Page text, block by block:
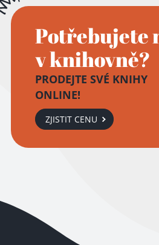
Potřebujete
v knihovně?
PRODEJTE SVÉ KNIHY
ONLINE!
ZJISTIT CENU